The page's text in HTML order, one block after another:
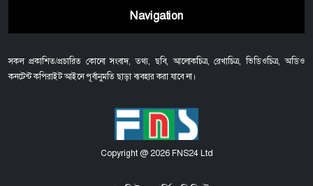
Navigation
সকল প্রকাশিত/প্রচারিত কোনো সংবাদ, তথ্য, ছবি, আলোকচিত্র, রেখাচিত্র, ভিডিওচিত্র, অডিও
কনটেন্ট কপিরাইট আইনে পূর্বানুমতি ছাড়া ব্যবহার করা যাবে না।
Copyright @ 2026 FNS24 Ltd